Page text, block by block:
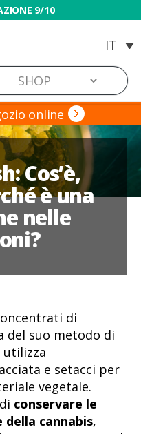
AI MINORI
online
Cos’è,
è una
nelle
di
del suo metodo di
utilizza
e setacci per
vegetale.
conservare le
cannabis,